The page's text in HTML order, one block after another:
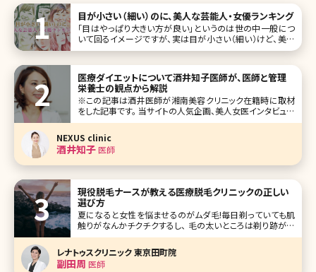
目が小さい（細い）のに、美人な芸能人・女優ランキング
「目はやっぱり大きい方が良い」というのは世の中一般につ
いて回るイメージですが、実は目が小さい（細い）けど、美人
だという人は結構いるものです。むしろそのことが、よりその
小さめの優しい目元にするには埋没法で奥二重にするとい
う方法があります。ま
医療ダイエットについて酒井知子医師が、医師と管理
栄養士の観点から解説
※この記事は酒井医師が湘南美容クリニック在籍時に取材
をした記事です。 当サイトの人気企画、美人女医インタビュー
でも様々な美容医療について興味深いお話をしてくださった
酒井先生ですが、今回は医師、管理栄養士として両方の観点
から医療ダイエットについて掘り下げてお話を伺いました。
体型別にお薦めの食
NEXUS clinic
酒井知子医師
現役脱毛ナースが教える医療脱毛クリニックの正しい
選び方
夏になると女性を悩ませるのがムダ毛!毎日剃っていても肌
触りがなんかチクチクするし、 毛の太いところは剃り跡が目
立って黒いツブツブが……。 ちゃんと処理しているのにお肌
が綺麗に見えなくて恥ずかしいと感じたことがある人も多い
のではないでしょうか? また、最近では男性も脱毛をしている
方が増えて
レナトゥスクリニック 東京田町院
副田周 医師